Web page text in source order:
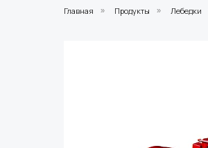
Главная » Продукты » Лебедки